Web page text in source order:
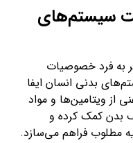
سیستم‌های
به فرد خصوصیات
بدنی انسان ایفا
از ویتامین‌ها و مواد
بدن کمک کرده و
مطلوب فراهم می‌سازد.